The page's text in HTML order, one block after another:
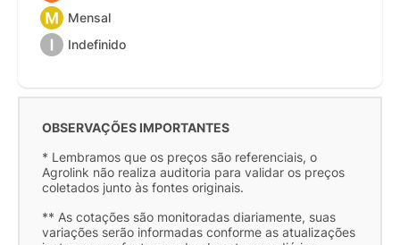
Mensal
Indefinido
OBSERVAÇÕES IMPORTANTES
* Lembramos que os preços são referenciais, o
Agrolink não realiza auditoria para validar os preços
coletados junto às fontes originais.
** As cotações são monitoradas diariamente, suas
variações serão informadas conforme as atualizações